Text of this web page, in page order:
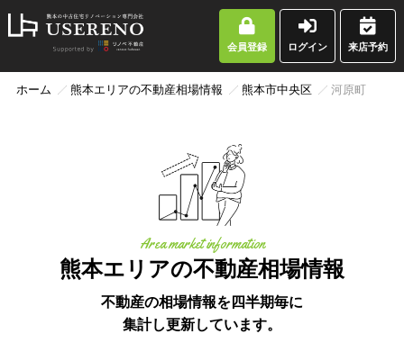
会員登録 ログイン 来店予約
ホーム 熊本エリアの不動産相場情報 熊本市中央区 河原町
熊本エリアの不動産相場情報
Area market information
不動産の相場情報を四半期毎に
集計し更新しています。